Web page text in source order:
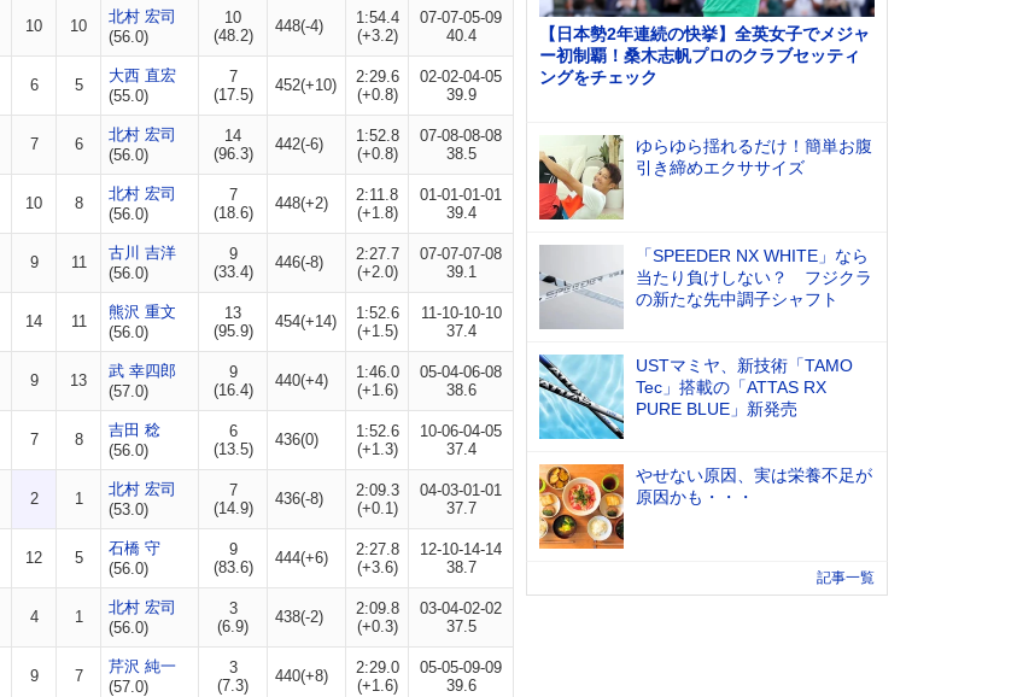
10 10
北村 宏司
(56.0)
10
(48.2)
448(-4)
1:54.4
(+3.2)
07-07-05-09
40.4
6 5
大西 直宏
(55.0)
7
(17.5)
452(+10)
2:29.6
(+0.8)
02-02-04-05
39.9
7 6
北村 宏司
(56.0)
14
(96.3)
442(-6)
1:52.8
(+0.8)
07-08-08-08
38.5
10 8
北村 宏司
(56.0)
7
(18.6)
448(+2)
2:11.8
(+1.8)
01-01-01-01
39.4
9 11
古川 吉洋
(56.0)
9
(33.4)
446(-8)
2:27.7
(+2.0)
07-07-07-08
39.1
14 11
熊沢 重文
(56.0)
13
(95.9)
454(+14)
1:52.6
(+1.5)
11-10-10-10
37.4
9 13
武 幸四郎
(57.0)
9
(16.4)
440(+4)
1:46.0
(+1.6)
05-04-06-08
38.6
7 8
吉田 稔
(56.0)
6
(13.5)
436(0)
1:52.6
(+1.3)
10-06-04-05
37.4
2 1
北村 宏司
(53.0)
7
(14.9)
436(-8)
2:09.3
(+0.1)
04-03-01-01
37.7
12 5
石橋 守
(56.0)
9
(83.6)
444(+6)
2:27.8
(+3.6)
12-10-14-14
38.7
4 1
北村 宏司
(56.0)
3
(6.9)
438(-2)
2:09.8
(+0.3)
03-04-02-02
37.5
9 7
芹沢 純一
(57.0)
3
(7.3)
440(+8)
2:29.0
(+1.6)
05-05-09-09
39.6
【日本勢2年連続の快挙】全英女子でメジャ
ー初制覇！桑木志帆プロのクラブセッティ
ングをチェック
ゆらゆら揺れるだけ！簡単お腹
引き締めエクササイズ
「SPEEDER NX WHITE」なら
当たり負けしない？ フジクラ
の新たな先中調子シャフト
USTマミヤ、新技術「TAMO
Tec」搭載の「ATTAS RX
PURE BLUE」新発売
やせない原因、実は栄養不足が
原因かも・・・
記事一覧